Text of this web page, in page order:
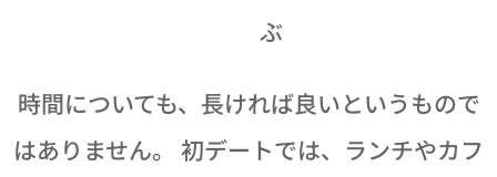
ぶ
時間についても、長ければ良いというもので
はありません。 初デートでは、ランチやカフ